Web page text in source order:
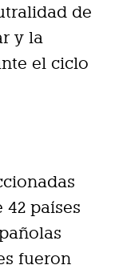
de
y la
el ciclo
42 países
fueron